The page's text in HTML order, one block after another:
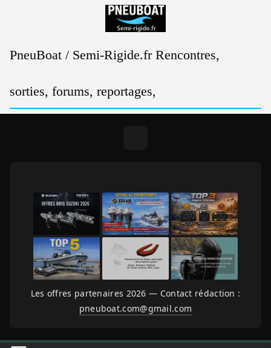
PneuBoat / Semi-Rigide.fr Rencontres,
sorties, forums, reportages,
Les offres partenaires 2026 — Contact rédaction :
pneuboat.com@gmail.com